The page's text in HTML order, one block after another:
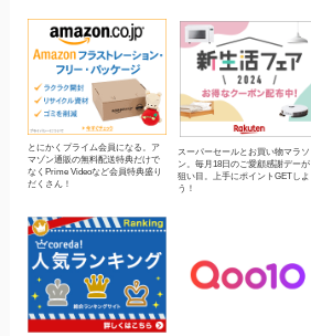
とにかくプライム会員になる。ア
マゾン通販の無料配送特典だけで
なくPrime Videoなど会員特典盛り
だくさん！
スーパーセールとお買い物マラソ
ン。毎月18日のご愛顧感謝デーが
狙い目。上手にポイントGETしよ
う！